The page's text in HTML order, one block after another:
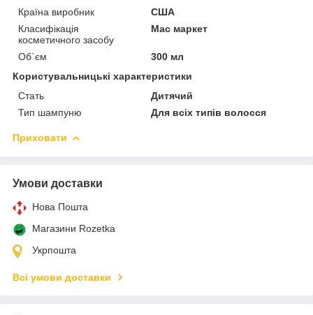
Країна виробник
США
Класифікація
косметичного засобу
Мас маркет
Об`єм
300 мл
Користувальницькі характеристики
Стать
Дитячий
Тип шампуню
Для всіх типів волосся
Приховати
Умови доставки
Нова Пошта
Магазини Rozetka
Укрпошта
Всі умови доставки